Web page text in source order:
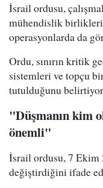
İsrail ordusu,
mühendislik
operasyonlarda da
Ordu, sınırın kritik
sistemleri ve topçu
tutulduğunu
"Düşmanın kim
önemli"
İsrail ordusu, 7
değiştirdiğini ifade